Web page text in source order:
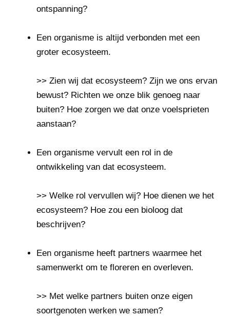
ontspanning?
Een organisme is altijd verbonden met een
groter ecosysteem.
>> Zien wij dat ecosysteem? Zijn we ons ervan
bewust? Richten we onze blik genoeg naar
buiten? Hoe zorgen we dat onze voelsprieten
aanstaan?
Een organisme vervult een rol in de
ontwikkeling van dat ecosysteem.
>> Welke rol vervullen wij? Hoe dienen we het
ecosysteem? Hoe zou een bioloog dat
beschrijven?
Een organisme heeft partners waarmee het
samenwerkt om te floreren en overleven.
>> Met welke partners buiten onze eigen
soortgenoten werken we samen?